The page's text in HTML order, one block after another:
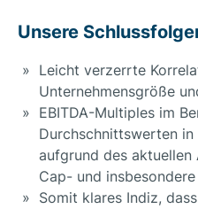
Unsere
Leicht verzerrte
Unternehmensgröße
EBITDA-Multiples im
Durchschnittswerten
aufgrund des
Cap- und
Somit klares Indiz,